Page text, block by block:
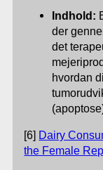
Indhold:
der
det
hvordan
[6] Dairy
the Female